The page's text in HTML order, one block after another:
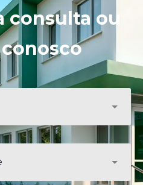
consulta ou